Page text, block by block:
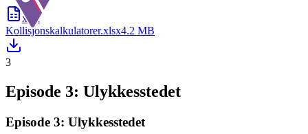
xlsx
Kollisjonskalkulatorer.xlsx4.2 MB
3
Episode 3: Ulykkesstedet
Episode 3: Ulykkesstedet